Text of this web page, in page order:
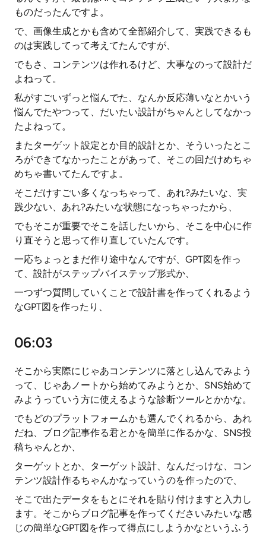
ものだったんですよ。
で、画像生成とかも含めて全部紹介して、実践できるも
のは実践してって考えてたんですが、
でもさ、コンテンツは作れるけど、大事なのって設計だ
よねって。
私がすごいずっと悩んでた、なんか反応薄いなとかいう
悩んでたやつって、だいたい設計がちゃんとしてなかっ
たよねって。
またターゲット設定とか目的設計とか、そういったとこ
ろができてなかったことがあって、そこの回だけめちゃ
めちゃ書いてたんですよ。
そこだけすごい多くなっちゃって、あれ?みたいな、実
践少ない、あれ?みたいな状態になっちゃったから、
でもそこが重要でそこを話したいから、そこを中心に作
り直そうと思って作り直していたんです。
一応ちょっとまだ作り途中なんですが、GPT図を作っ
て、設計がステップバイステップ形式か、
一つずつ質問していくことで設計書を作ってくれるよう
なGPT図を作ったり、
06:03
そこから実際にじゃあコンテンツに落とし込んでみよう
って、じゃあノートから始めてみようとか、SNS始めて
みようっていう方に使えるような診断ツールとかかな。
でもどのプラットフォームかも選んでくれるから、あれ
だね、ブログ記事作る君とかを簡単に作るかな、SNS投
稿ちゃんとか、
ターゲットとか、ターゲット設計、なんだっけな、コン
テンツ設計作るちゃんかなっていうのを作ったので、
そこで出たデータをもとにそれを貼り付けますと入力し
ます。そこからブログ記事を作ってくださいみたいな感
じの簡単なGPT図を作って得点にしようかなというふう